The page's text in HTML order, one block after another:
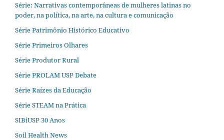
Série: Narrativas contemporâneas de mulheres latinas no
poder, na política, na arte, na cultura e comunicação
Série Patrimônio Histórico Educativo
Série Primeiros Olhares
Série Produtor Rural
Série PROLAM USP Debate
Série Raízes da Educação
Série STEAM na Prática
SIBiUSP 30 Anos
Soil Health News